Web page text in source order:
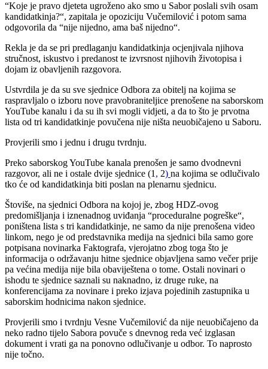
“Koje je pravo djeteta ugroženo ako smo u Sabor poslali svih osam
kandidatkinja?“, zapitala je opoziciju Vučemilović i potom sama
odgovorila da “nije nijedno, ama baš nijedno“.
Rekla je da se pri predlaganju kandidatkinja ocjenjivala njihova
stručnost, iskustvo i predanost te izvrsnost njihovih životopisa i
dojam iz obavljenih razgovora.
Ustvrdila je da su sve sjednice Odbora za obitelj na kojima se
raspravljalo o izboru nove pravobraniteljice prenošene na saborskom
YouTube kanalu i da su ih svi mogli vidjeti, a da to što je prvotna
lista od tri kandidatkinje povučena nije ništa neuobičajeno u Saboru.
Provjerili smo i jednu i drugu tvrdnju.
Preko saborskog YouTube kanala prenošen je samo dvodnevni
razgovor, ali ne i ostale dvije sjednice (1 , 2) na kojima se odlučivalo
tko će od kandidatkinja biti poslan na plenarnu sjednicu.
Štoviše, na sjednici Odbora na kojoj je, zbog HDZ-ovog
predomišljanja i iznenadnog uviđanja “proceduralne pogreške“,
poništena lista s tri kandidatkinje, ne samo da nije prenošena video
linkom, nego je od predstavnika medija na sjednici bila samo gore
potpisana novinarka Faktografa, vjerojatno zbog toga što je
informacija o održavanju hitne sjednice objavljena samo večer prije
pa većina medija nije bila obaviještena o tome. Ostali novinari o
ishodu te sjednice saznali su naknadno, iz druge ruke, na
konferencijama za novinare i preko izjava pojedinih zastupnika u
saborskim hodnicima nakon sjednice.
Provjerili smo i tvrdnju Vesne Vučemilović da nije neuobičajeno da
neko radno tijelo Sabora povuče s dnevnog reda već izglasan
dokument i vrati ga na ponovno odlučivanje u odbor. To naprosto
nije točno.